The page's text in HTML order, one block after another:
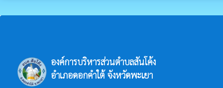
องค์การบริหารส่วนตำบลสันโค้ง
อำเภอดอกคำใต้ จังหวัดพะเยา